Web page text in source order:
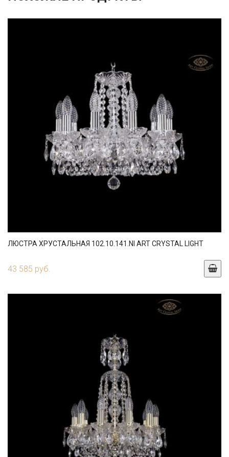
ЛЮСТРА ХРУСТАЛЬНАЯ 102.10.141.NI ART CRYSTAL LIGHT
43 585 руб.